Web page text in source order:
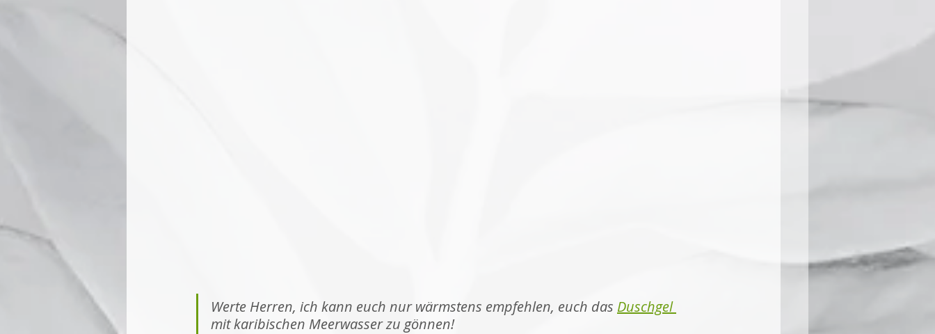
Werte Herren, ich kann euch nur wärmstens empfehlen, euch das Duschgel
mit karibischen Meerwasser zu gönnen!